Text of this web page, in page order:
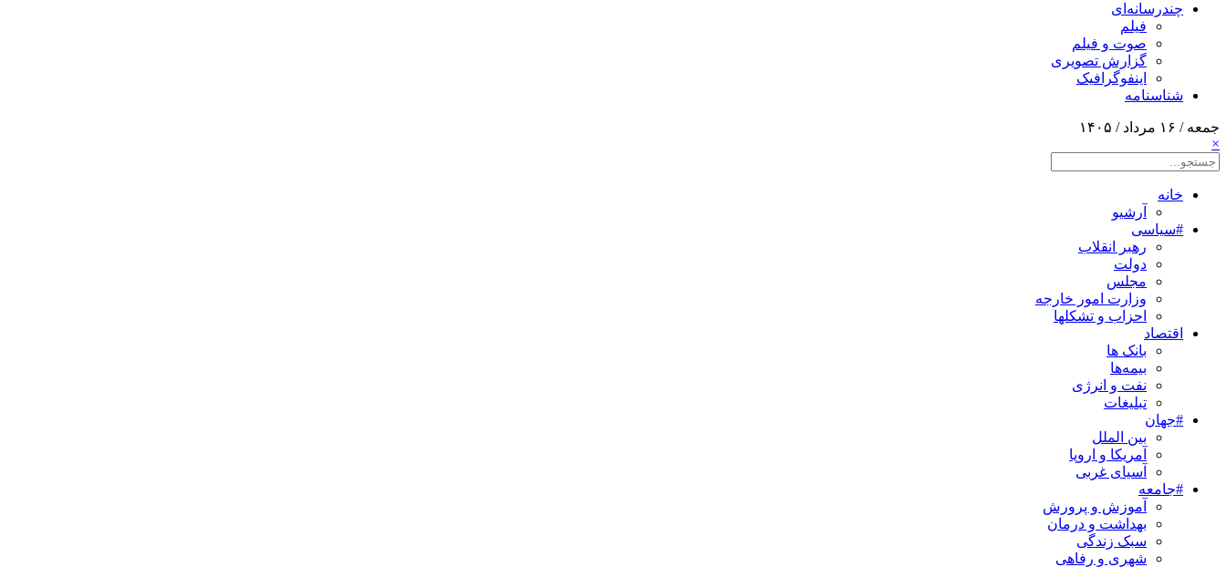
چندرسانه‌ای
فیلم
صوت و فیلم
گزارش تصویری
اینفوگرافیک
شناسنامه
جمعه / ۱۶ مرداد / ۱۴۰۵
×
خانه
آرشیو
#سیاسی
رهبر انقلاب
دولت
مجلس
وزارت امور خارجه
احزاب و تشکلها
اقتصاد
بانک ها
بیمه‌ها
نفت و انرژی
تبلیغات
#جهان
بین الملل
آمریکا و اروپا
آسیای غربی
#جامعه
آموزش و پرورش
بهداشت و درمان
سبک زندگی
شهری و رفاهی